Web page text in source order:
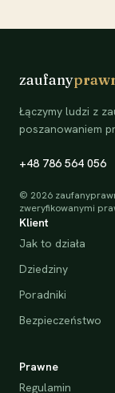
zaufany
Łączymy ludzi z
poszanowaniem
+48 786 564 056
© 2026
zweryfikowanymi
Klient
Jak to działa
Dziedziny
Poradniki
Bezpieczeństwo
Prawne
Regulamin